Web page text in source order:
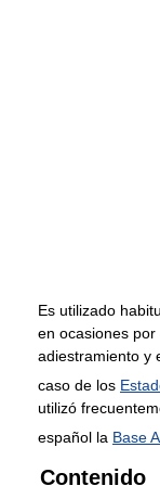
Es utilizado
en ocasiones
adiestramiento y
caso de los
utilizó
español la Base
Contenido